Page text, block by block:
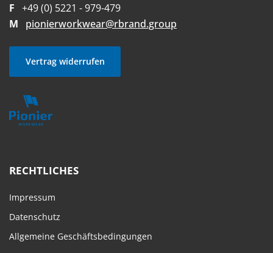
F +49 (0) 5221 - 979-479
M
pionierworkwear@rbrand.group
Vertrag widerrufen
RECHTLICHES
Impressum
Datenschutz
Allgemeine Geschäftsbedingungen